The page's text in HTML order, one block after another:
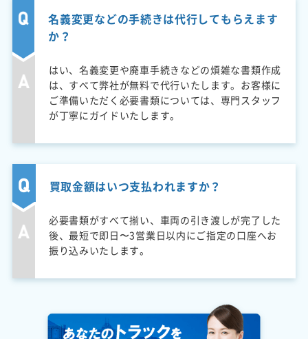
名義変更などの手続きは代行してもらえます
か？
はい、名義変更や廃車手続きなどの煩雑な書類作成
は、すべて弊社が無料で代行いたします。お客様に
ご準備いただく必要書類については、専門スタッフ
が丁寧にガイドいたします。
買取金額はいつ支払われますか？
必要書類がすべて揃い、車両の引き渡しが完了した
後、最短で即日〜3営業日以内にご指定の口座へお
振り込みいたします。